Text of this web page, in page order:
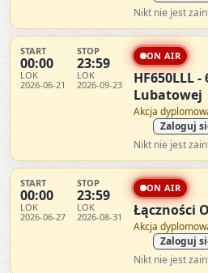
Nikt nie jest
START
00:00
LOK
2026-06-21
STOP
23:59
LOK
2026-09-23
ON AIR
HF650LLL
Lubatowej
Akcja
Zaloguj
Nikt nie jest
START
00:00
LOK
2026-06-27
STOP
23:59
LOK
2026-08-31
ON AIR
Łączności
Akcja
Zaloguj
Nikt nie jest